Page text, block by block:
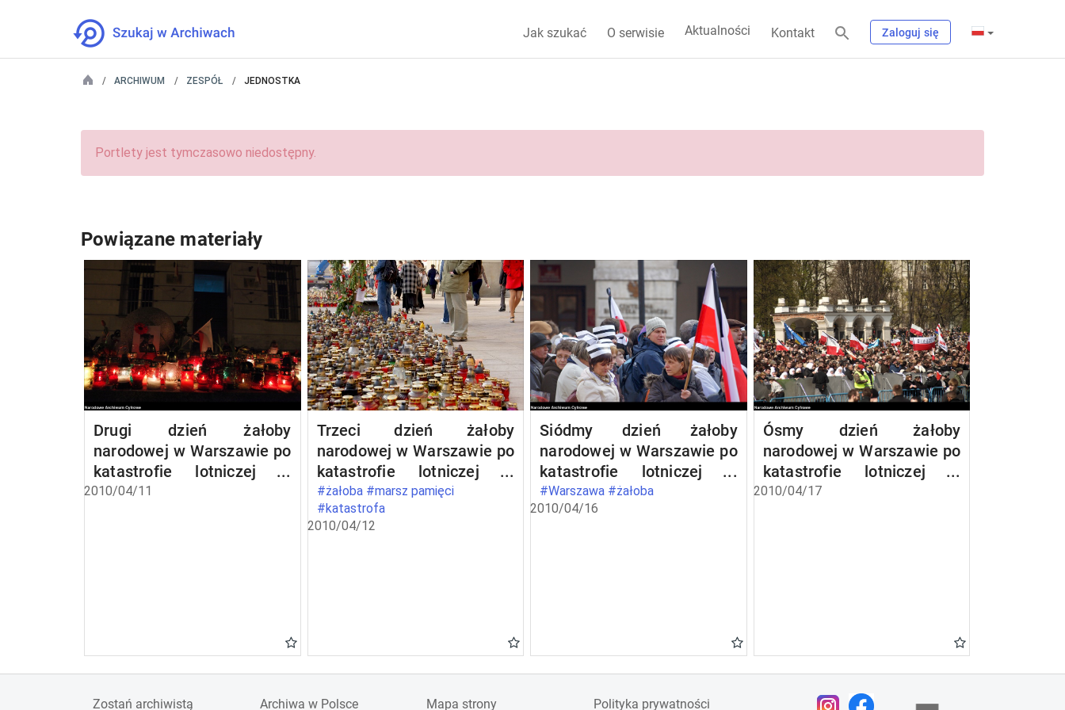
Jak szukać O serwisie Aktualności Kontakt Zaloguj się
ARCHIWUM ZESPÓŁ JEDNOSTKA
Portlety jest tymczasowo niedostępny.
Powiązane materiały
Drugi dzień żałoby
narodowej w Warszawie po
katastrofie lotniczej w
Smoleńsku
2010/04/11
Trzeci dzień żałoby
narodowej w Warszawie po
katastrofie lotniczej w
Smoleńsku
#żałoba #marsz pamięci
#katastrofa
2010/04/12
Siódmy dzień żałoby
narodowej w Warszawie po
katastrofie lotniczej w
Smoleńsku
#Warszawa #żałoba
2010/04/16
Ósmy dzień żałoby
narodowej w Warszawie po
katastrofie lotniczej w
Smoleńsku
2010/04/17
Zostań archiwistą Archiwa w Polsce Mapa strony Polityka prywatności